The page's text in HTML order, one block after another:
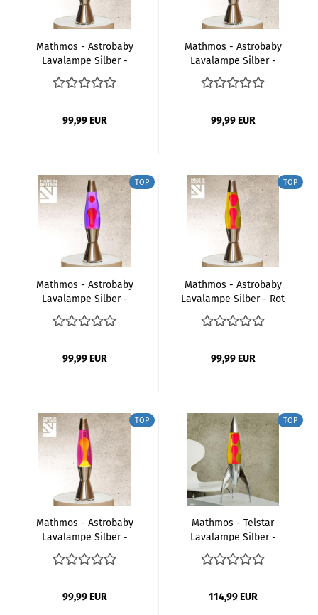
Mathmos - Astrobaby
Lavalampe Silber -
Grün Gelb
99,99 EUR
Mathmos - Astrobaby
Lavalampe Silber -
Violet Orange
99,99 EUR
TOP
Mathmos - Astrobaby
Lavalampe Silber -
Violet Rot
99,99 EUR
TOP
Mathmos - Astrobaby
Lavalampe Silber - Rot
Gelb
99,99 EUR
TOP
Mathmos - Astrobaby
Lavalampe Silber -
Pink Gelb
99,99 EUR
TOP
Mathmos - Telstar
Lavalampe Silber -
Gelb Rot
114,99 EUR